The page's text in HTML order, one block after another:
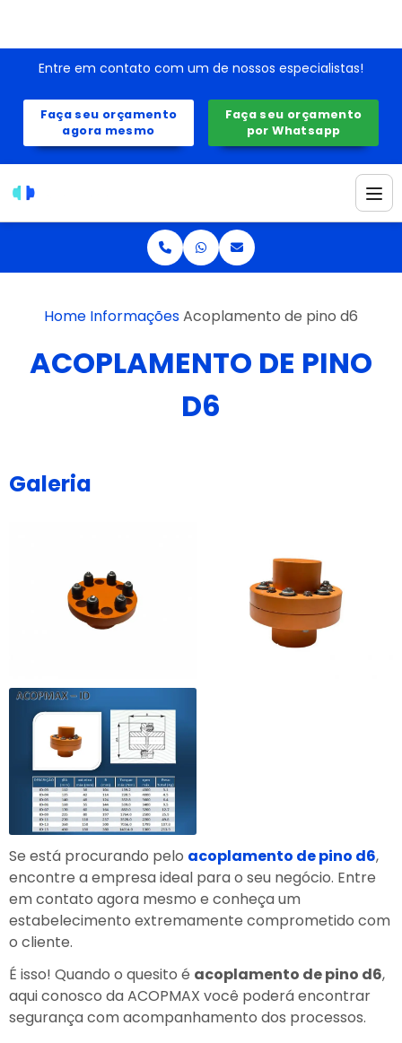
Entre em contato com um de nossos especialistas!
Faça seu orçamento
agora mesmo
Faça seu orçamento
por Whatsapp
Home InformaçõesAcoplamento de pino d6
ACOPLAMENTO DE PINO
D6
Galeria
Se está procurando pelo acoplamento de pino d6,
encontre a empresa ideal para o seu negócio. Entre
em contato agora mesmo e conheça um
estabelecimento extremamente comprometido com
o cliente.
É isso! Quando o quesito é acoplamento de pino d6,
aqui conosco da ACOPMAX você poderá encontrar
segurança com acompanhamento dos processos.